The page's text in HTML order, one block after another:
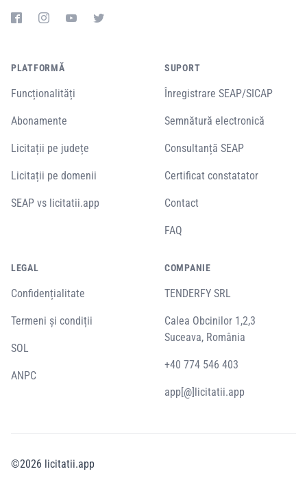
PLATFORMĂ
Funcționalități
Abonamente
Licitații pe județe
Licitații pe domenii
SEAP vs licitatii.app
SUPORT
Înregistrare SEAP/SICAP
Semnătură electronică
Consultanță SEAP
Certificat constatator
Contact
FAQ
LEGAL
Confidențialitate
Termeni și condiții
SOL
ANPC
COMPANIE
TENDERFY SRL
Calea Obcinilor 1,2,3
Suceava, România
+40 774 546 403
app[@]licitatii.app
©2026 licitatii.app